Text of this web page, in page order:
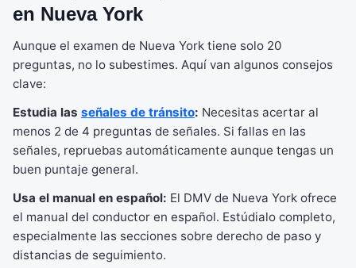
en Nueva York
Aunque el examen de Nueva York tiene solo 20
preguntas, no lo subestimes. Aquí van algunos consejos
clave:
Estudia las señales de tránsito: Necesitas acertar al
menos 2 de 4 preguntas de señales. Si fallas en las
señales, repruebas automáticamente aunque tengas un
buen puntaje general.
Usa el manual en español: El DMV de Nueva York ofrece
el manual del conductor en español. Estúdialo completo,
especialmente las secciones sobre derecho de paso y
distancias de seguimiento.